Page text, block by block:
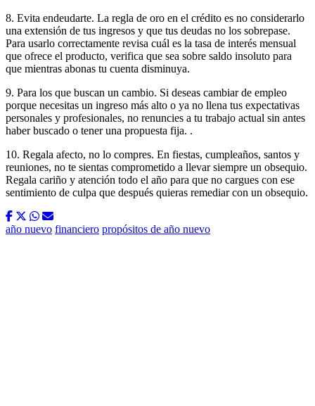
8. Evita endeudarte. La regla de oro en el crédito es no considerarlo
una extensión de tus ingresos y que tus deudas no los sobrepase.
Para usarlo correctamente revisa cuál es la tasa de interés mensual
que ofrece el producto, verifica que sea sobre saldo insoluto para
que mientras abonas tu cuenta disminuya.
9. Para los que buscan un cambio. Si deseas cambiar de empleo
porque necesitas un ingreso más alto o ya no llena tus expectativas
personales y profesionales, no renuncies a tu trabajo actual sin antes
haber buscado o tener una propuesta fija. .
10. Regala afecto, no lo compres. En fiestas, cumpleaños, santos y
reuniones, no te sientas comprometido a llevar siempre un obsequio.
Regala cariño y atención todo el año para que no cargues con ese
sentimiento de culpa que después quieras remediar con un obsequio.
año nuevo financiero propósitos de año nuevo